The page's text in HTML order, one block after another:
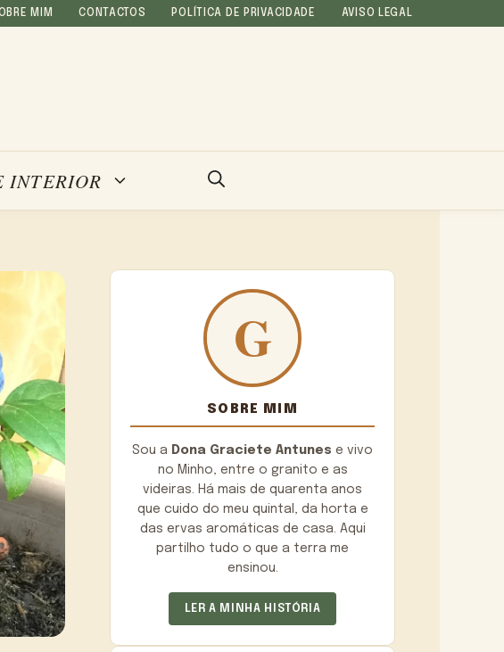
MIM CONTACTOS POLÍTICA DE PRIVACIDADE AVISO LEGAL
INTERIOR
SOBRE MIM
Sou a Dona Graciete Antunes e vivo
no Minho, entre o granito e as
videiras. Há mais de quarenta anos
que cuido do meu quintal, da horta e
das ervas aromáticas de casa. Aqui
partilho tudo o que a terra me
ensinou.
LER A MINHA HISTÓRIA